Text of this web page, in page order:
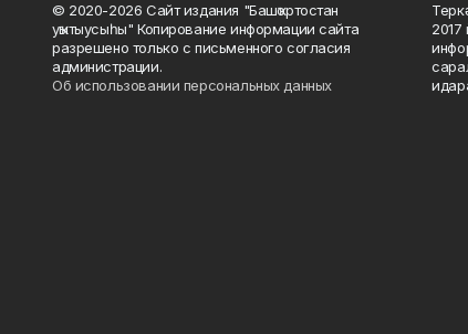
© 2020-2026 Сайт издания "Башҡортостан
уҡытыусыһы" Копирование информации сайта
разрешено только с письменного согласия
администрации.
Об использовании персональных данных